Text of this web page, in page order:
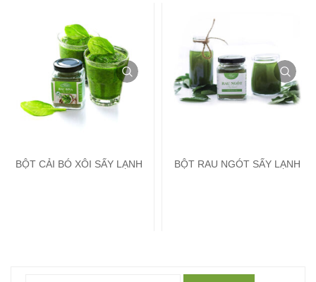
BỘT CẢI BÓ XÔI SẤY LẠNH BỘT RAU NGÓT SẤY LẠNH